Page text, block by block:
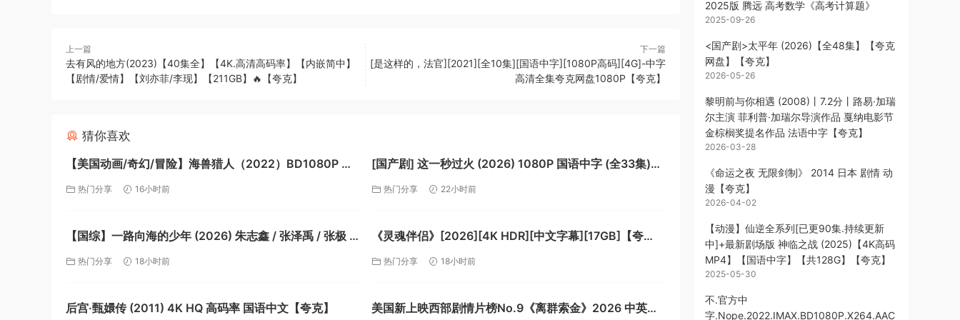
上一篇
去有风的地方(2023)【40集全】【4K.高清高码率】【内嵌简中】
【剧情/爱情】【刘亦菲/李现】【211GB】🔥【夸克】
下一篇
[是这样的，法官][2021][全10集][国语中字][1080P高码][4G]-中字
高清全集夸克网盘1080P【夸克】
猜你喜欢
【美国动画/奇幻/冒险】海兽猎人（2022）BD1080P 官
方中字【夸克】
热门分享 16小时前
[国产剧] 这一秒过火 (2026) 1080P 国语中字 (全33集)
[17.1G]【夸克】
热门分享 22小时前
【国综】一路向海的少年 (2026) 朱志鑫 / 张泽禹 / 张极 /
左航 / 苏新皓 【国语中字】【夸克】
热门分享 18小时前
《灵魂伴侣》[2026][4K HDR][中文字幕][17GB]【夸
克】热门分享 18小时前
后宫·甄嬛传 (2011) 4K HQ 高码率 国语中文【夸克】 美国新上映西部剧情片榜No.9《离群索金》2026 中英字
2025版 腾远 高考数学《高考计算题》
2025-09-26
<国产剧>太平年 (2026)【全48集】【夸克
网盘】【夸克】
2026-05-26
黎明前与你相遇 (2008)丨7.2分丨路易·加瑞
尔主演 菲利普·加瑞尔导演作品 戛纳电影节
金棕榈奖提名作品 法语中字【夸克】
2026-03-28
《命运之夜 无限剑制》 2014 日本 剧情 动
漫【夸克】
2026-04-02
【动漫】仙逆全系列[已更90集.持续更新
中]+最新剧场版 神临之战 (2025)【4K高码
MP4】【国语中字】【共128G】【夸克】
2025-05-30
不.官方中
字.Nope.2022.IMAX.BD1080P.X264.AAC